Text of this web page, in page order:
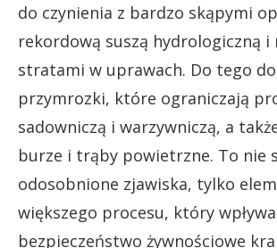
do czynienia z bardzo skąpymi
rekordową suszą hydrologiczną i
stratami w uprawach. Do tego
przymrozki, które ograniczają
sadowniczą i warzywniczą, a
burze i trąby powietrzne. To nie
odosobnione zjawiska, tylko
większego procesu, który
bezpieczeństwo żywnościowe